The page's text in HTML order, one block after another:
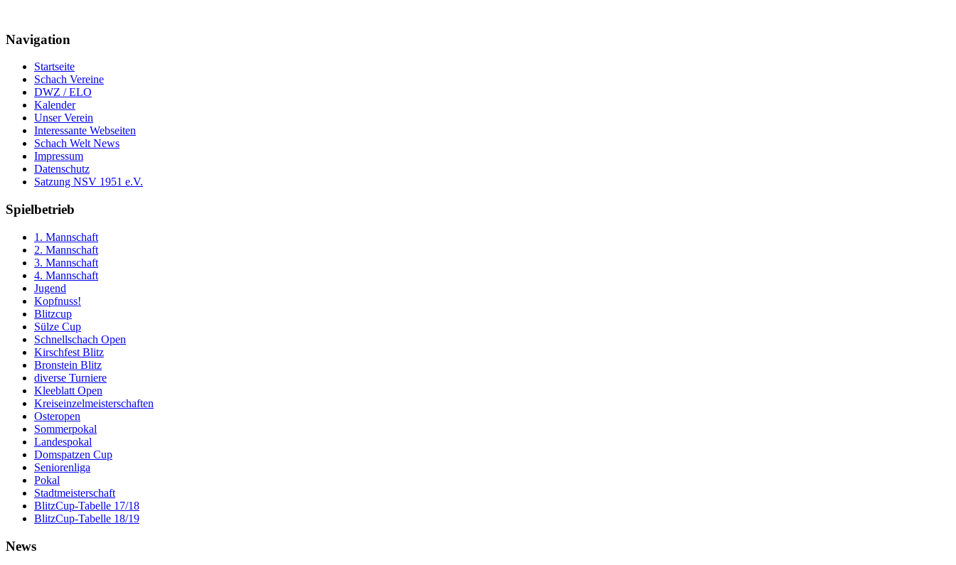
Navigation
Startseite
Schach Vereine
DWZ / ELO
Kalender
Unser Verein
Interessante Webseiten
Schach Welt News
Impressum
Datenschutz
Satzung NSV 1951 e.V.
Spielbetrieb
1. Mannschaft
2. Mannschaft
3. Mannschaft
4. Mannschaft
Jugend
Kopfnuss!
Blitzcup
Sülze Cup
Schnellschach Open
Kirschfest Blitz
Bronstein Blitz
diverse Turniere
Kleeblatt Open
Kreiseinzelmeisterschaften
Osteropen
Sommerpokal
Landespokal
Domspatzen Cup
Seniorenliga
Pokal
Stadtmeisterschaft
BlitzCup-Tabelle 17/18
BlitzCup-Tabelle 18/19
News